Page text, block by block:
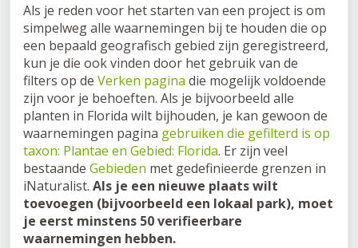
Als je reden voor het starten van een project is om
simpelweg alle waarnemingen bij te houden die op
een bepaald geografisch gebied zijn geregistreerd,
kun je die ook vinden door het gebruik van de
filters op de Verken pagina die mogelijk voldoende
zijn voor je behoeften. Als je bijvoorbeeld alle
planten in Florida wilt bijhouden, je kan gewoon de
waarnemingen pagina gebruiken die gefilterd is op
taxon: Plantae en Gebied: Florida. Er zijn veel
bestaande Gebieden met gedefinieerde grenzen in
iNaturalist. Als je een nieuwe plaats wilt
toevoegen (bijvoorbeeld een lokaal park), moet
je eerst minstens 50 verifieerbare
waarnemingen hebben.